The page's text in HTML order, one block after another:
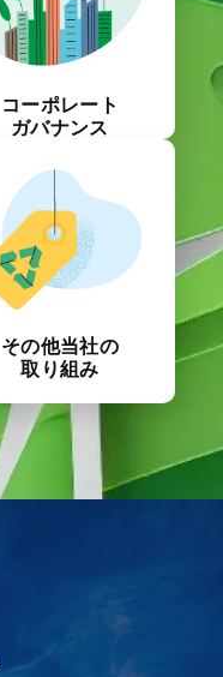
コーポレート
ガバナンス
その他当社の
取り組み